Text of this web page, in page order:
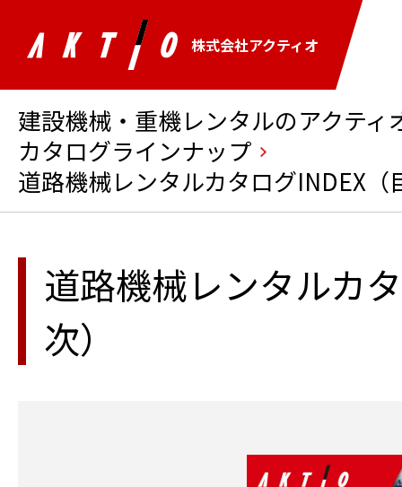
株式会社アクティオ
建設機械・重機レンタルのアクティ
カタログラインナップ
道路機械レンタルカタログINDEX（
道路機械レンタルカ
次）